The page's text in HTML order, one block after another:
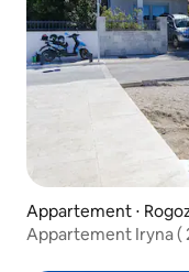
Appartement ⋅
Appartement Iryna (